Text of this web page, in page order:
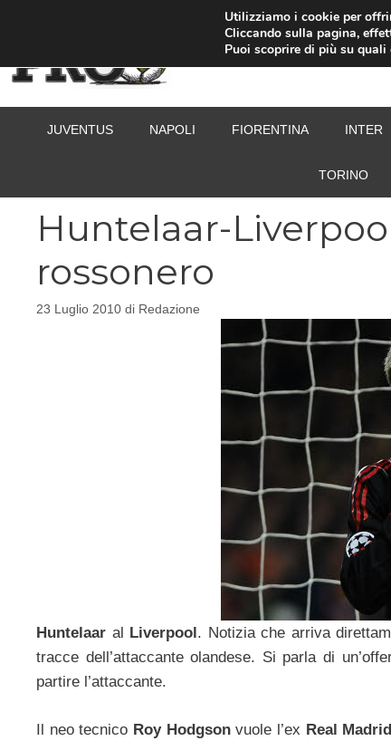
JUVENTUS NAPOLI FIORENTINA INTER
TORINO
Huntelaar-
rossonero
23 Luglio 2010 di Redazione
Huntelaar al Liverpool . Notizia che arriva
tracce dell’attaccante olandese. Si parla di
partire l’attaccante.
Il neo tecnico Roy Hodgsonvuole l’ex Real Madrid
Utilizziamo i cookie per
Cliccando sulla pagina,
Puoi scoprire di più su